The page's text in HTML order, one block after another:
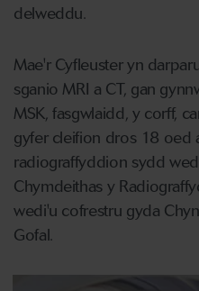
delweddu.
Mae'r Cyfleuster yn
sganio MRI a CT, gan
MSK, fasgwlaidd, y corff,
gyfer cleifion dros 18 oed
radiograffyddion sydd
Chymdeithas y
wedi'u cofrestru gyda
Gofal.